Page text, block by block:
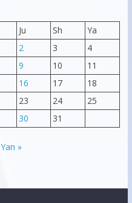
Ju Sh
Ya
2 3
4
9 10
11
16 17
18
23 24
25
30 31
Yan »